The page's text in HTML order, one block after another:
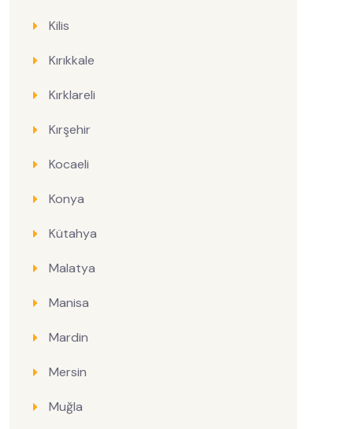
Kilis
Kırıkkale
Kırklareli
Kırşehir
Kocaeli
Konya
Kütahya
Malatya
Manisa
Mardin
Mersin
Muğla